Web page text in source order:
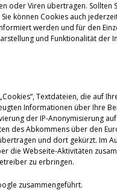
oder Viren übertragen. Sollten
können Cookies auch
werden und für den
und Funktionalität der
Textdateien, die auf
Informationen über Ihre
der IP-Anonymisierung
des Abkommens über den
und dort gekürzt. Im
die Webseite-Aktivitäten
zu erbringen.
zusammengeführt.